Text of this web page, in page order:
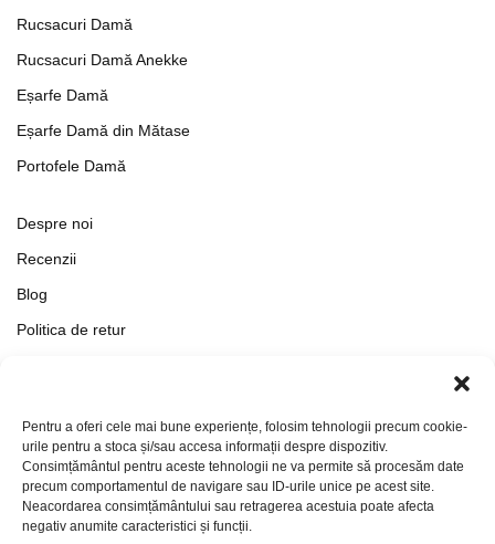
Pentru a oferi cele mai bune experiențe, folosim tehnologii precum cookie-
urile pentru a stoca și/sau accesa informații despre dispozitiv.
Consimțământul pentru aceste tehnologii ne va permite să procesăm date
precum comportamentul de navigare sau ID-urile unice pe acest site.
Neacordarea consimțământului sau retragerea acestuia poate afecta
negativ anumite caracteristici și funcții.
Rucsacuri Damă
Rucsacuri Damă Anekke
Eșarfe Damă
Eșarfe Damă din Mătase
Portofele Damă
Despre noi
Recenzii
Blog
Politica de retur
Politica de Confidențialitate
Politica de cookies
Setări Cookie-uri
Contact